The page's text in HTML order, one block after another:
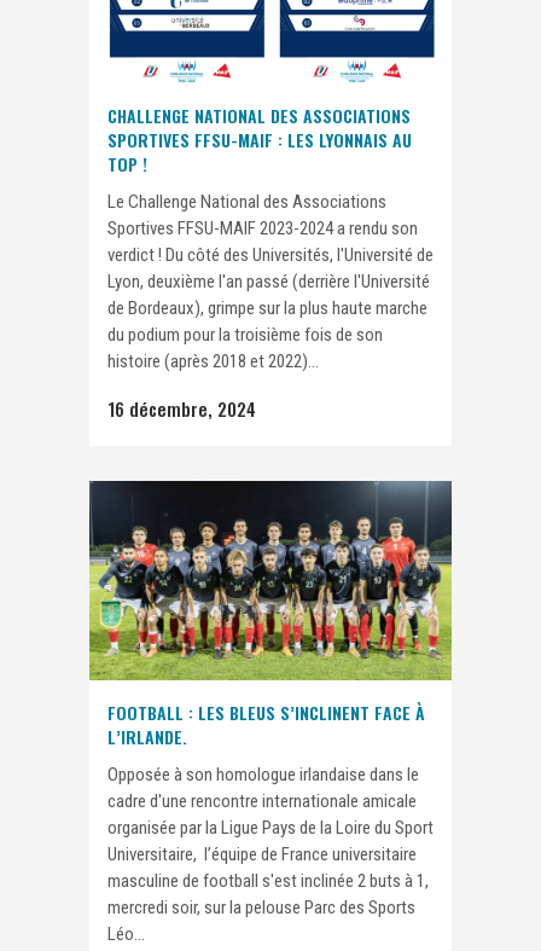
CHALLENGE NATIONAL DES ASSOCIATIONS
SPORTIVES FFSU-MAIF : LES LYONNAIS AU
TOP !
Le Challenge National des Associations
Sportives FFSU-MAIF 2023-2024 a rendu son
verdict ! Du côté des Universités, l'Université de
Lyon, deuxième l'an passé (derrière l'Université
de Bordeaux), grimpe sur la plus haute marche
du podium pour la troisième fois de son
histoire (après 2018 et 2022)...
16 décembre, 2024
FOOTBALL : LES BLEUS S’INCLINENT FACE À
L’IRLANDE.
Opposée à son homologue irlandaise dans le
cadre d'une rencontre internationale amicale
organisée par la Ligue Pays de la Loire du Sport
Universitaire, l’équipe de France universitaire
masculine de football s'est inclinée 2 buts à 1,
mercredi soir, sur la pelouse Parc des Sports
Léo...